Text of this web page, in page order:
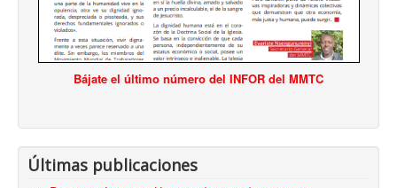
Bájate el último número del INFOR del MMTC
Últimas publicaciones